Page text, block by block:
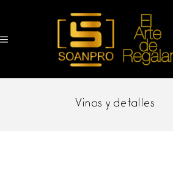
contenido
Vinos y detalles